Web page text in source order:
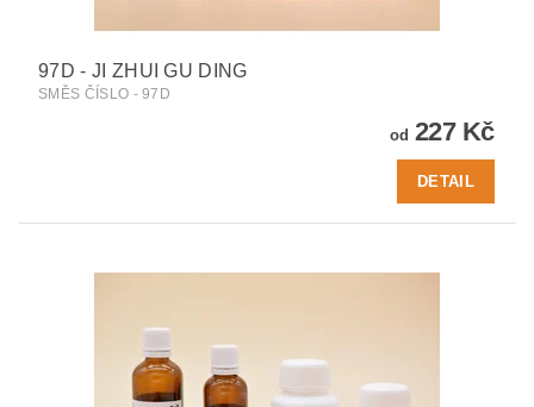
97D - JI ZHUI GU DING
SMĚS ČÍSLO - 97D
od 227 Kč
DETAIL